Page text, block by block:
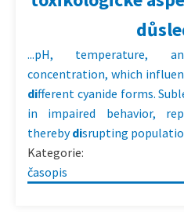
...pH, temperature,
concentration, which
different cyanide forms.
in impaired behavior,
therebydisrupting
Kategorie:
časopis